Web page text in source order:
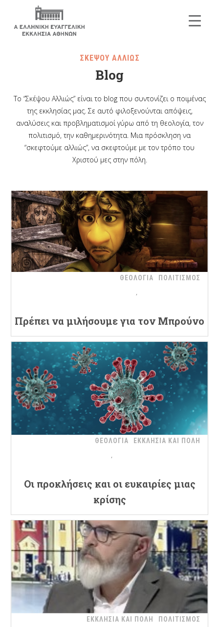
ΣΚΕΨΟΥ ΑΛΛΙΩΣ
Blog
Το “Σκέψου Αλλιώς” είναι το blog που συντονίζει ο ποιμένας
της εκκλησίας μας. Σε αυτό φιλοξενούνται απόψεις,
αναλύσεις και προβληματισμοί γύρω από τη θεολογία, τον
πολιτισμό, την καθημερινότητα. Μια πρόσκληση να
“σκεφτούμε αλλιώς”, να σκεφτούμε με τον τρόπο του
Χριστού μες στην πόλη.
ΘΕΟΛΟΓΙΑ ΠΟΛΙΤΙΣΜΟΣ
Πρέπει να μιλήσουμε για τον Μπρούνο
ΘΕΟΛΟΓΙΑ ΕΚΚΛΗΣΙΑ ΚΑΙ ΠΟΛΗ
Oι προκλήσεις και οι ευκαιρίες μιας
κρίσης
ΕΚΚΛΗΣΙΑ ΚΑΙ ΠΟΛΗ ΠΟΛΙΤΙΣΜΟΣ